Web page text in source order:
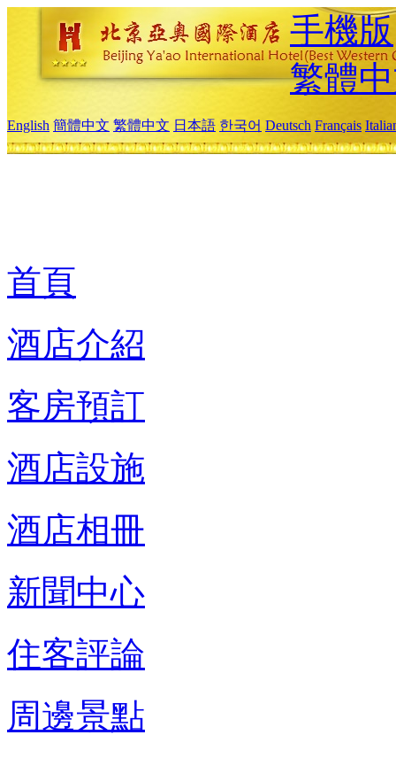
手機版
繁體
English 簡體中文 繁體中文 日本語 한국어 Deutsch Français
首頁
酒店介紹
客房預訂
酒店設施
酒店相冊
新聞中心
住客評論
周邊景點